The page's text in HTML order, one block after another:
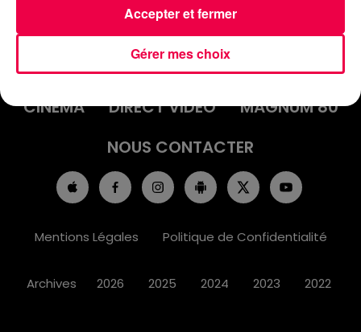
INFOS
AGENDA
JEUX
PODCASTS
CINÉMA
DIRECT VIDÉO
MAGNUM 80
NOUS CONTACTER
Mentions Légales Politique de Confidentialité
Archives 2026 2025 2024 2023 2022
Gérer mes choix
Accepter et fermer